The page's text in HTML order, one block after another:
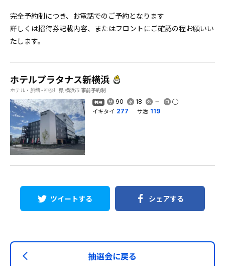
完全予約制につき、お電話でのご予約となります
詳しくは招待券記載内容、またはフロントにご確認の程お願いい
たします。
ホテルプラタナス新横浜
ホテル・旅館 - 神奈川県 横浜市 事前予約制
共用 90 18
イキタイ 277 サ活 119
ツイートする シェアする
抽選会に戻る